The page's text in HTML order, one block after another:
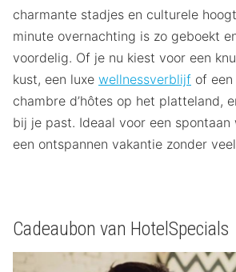
charmante stadjes en culturele
minute overnachting is zo geboekt
voordelig. Of je nu kiest voor een
kust, een luxe wellnessverblijf of
chambre d’hôtes op het platteland,
bij je past. Ideaal voor een
een ontspannen vakantie zonder
Cadeaubon van HotelSpecials